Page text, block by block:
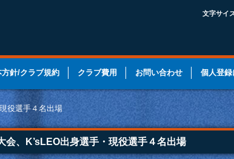
文字サイ
方針/クラブ規約 クラブ費用 お問い合わせ 個人登録
役選手４名出場
会、K’sLEO出身選手・現役選手４名出場